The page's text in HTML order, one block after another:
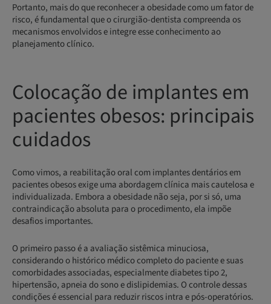
Portanto, mais do que reconhecer a obesidade como um fator de
risco, é fundamental que o cirurgião-dentista compreenda os
mecanismos envolvidos e integre esse conhecimento ao
planejamento clínico.
Colocação de implantes em
pacientes obesos: principais
cuidados
Como vimos, a reabilitação oral com implantes dentários em
pacientes obesos exige uma abordagem clínica mais cautelosa e
individualizada. Embora a obesidade não seja, por si só, uma
contraindicação absoluta para o procedimento, ela impõe
desafios importantes.
O primeiro passo é a avaliação sistêmica minuciosa,
considerando o histórico médico completo do paciente e suas
comorbidades associadas, especialmente diabetes tipo 2,
hipertensão, apneia do sono e dislipidemias. O controle dessas
condições é essencial para reduzir riscos intra e pós-operatórios.